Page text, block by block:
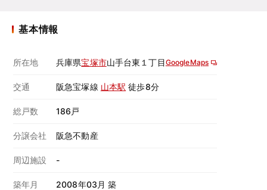
基本情報
所在地 兵庫県宝塚市山手台東１丁目GoogleMaps
交通 阪急宝塚線 山本駅 徒歩8分
総戸数 186戸
分譲会社 阪急不動産
周辺施設 -
築年月 2008年03月 築